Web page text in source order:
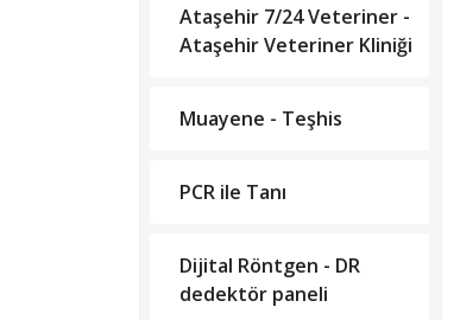
Ataşehir 7/24 Veteriner -
Ataşehir Veteriner Kliniği
Muayene - Teşhis
PCR ile Tanı
Dijital Röntgen - DR
dedektör paneli